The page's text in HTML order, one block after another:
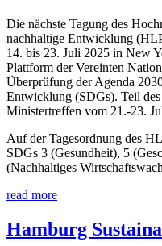
Die nächste Tagung des
nachhaltige Entwicklung
14. bis 23. Juli 2025 in New
Plattform der Vereinten
Überprüfung der Agenda
Entwicklung (SDGs). Teil
Ministertreffen vom 21.-23.
Auf der Tagesordnung des
SDGs 3 (Gesundheit), 5
(Nachhaltiges
read more
Hamburg